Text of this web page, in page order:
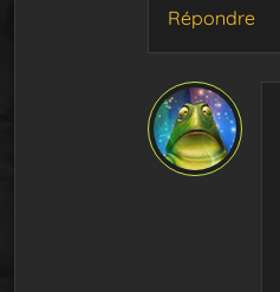
Répondre